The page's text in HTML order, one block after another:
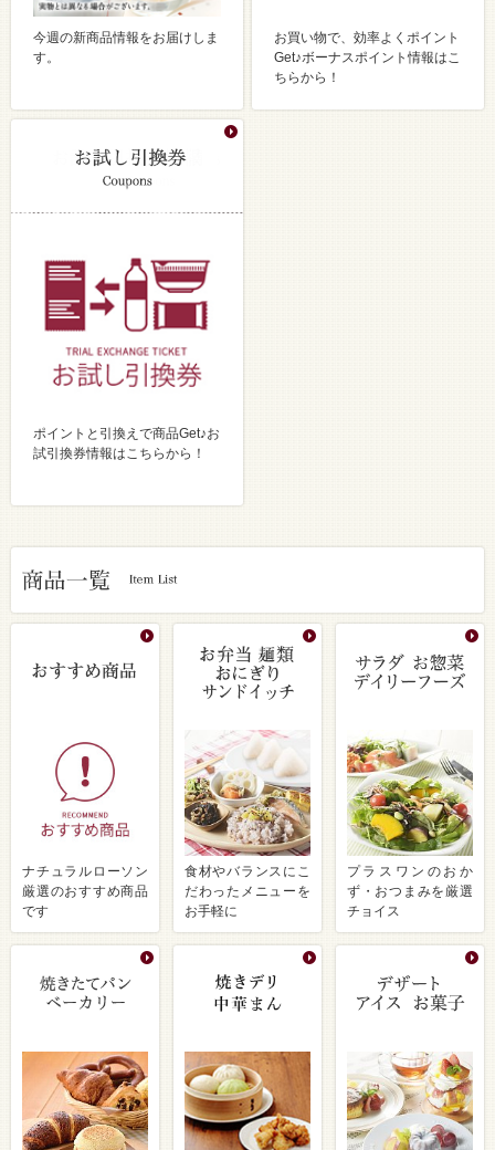
今週の新商品情報をお届けしま
す。
お買い物で、効率よくポイント
Get♪ボーナスポイント情報はこ
ちらから！
ポイントと引換えで商品Get♪お
試引換券情報はこちらから！
ナチュラルローソン
厳選のおすすめ商品
です
食材やバランスにこ
だわったメニューを
お手軽に
プラスワンのおか
ず・おつまみを厳選
チョイス